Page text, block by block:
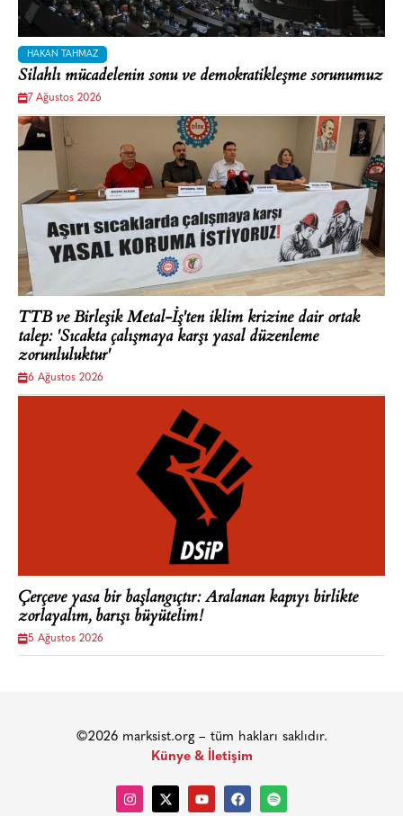
HAKAN TAHMAZ
Silahlı mücadelenin sonu ve demokratikleşme sorunumuz
7 Ağustos 2026
TTB ve Birleşik Metal-İş'ten iklim krizine dair ortak
talep: 'Sıcakta çalışmaya karşı yasal düzenleme
zorunluluktur'
6 Ağustos 2026
Çerçeve yasa bir başlangıçtır: Aralanan kapıyı birlikte
zorlayalım, barışı büyütelim!
5 Ağustos 2026
©2026 marksist.org – tüm hakları saklıdır.
Künye & İletişim